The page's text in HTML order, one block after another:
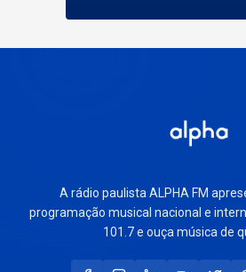
A rádio paulista ALPHA FM
programação musical nacional e
101.7 e ouça música de